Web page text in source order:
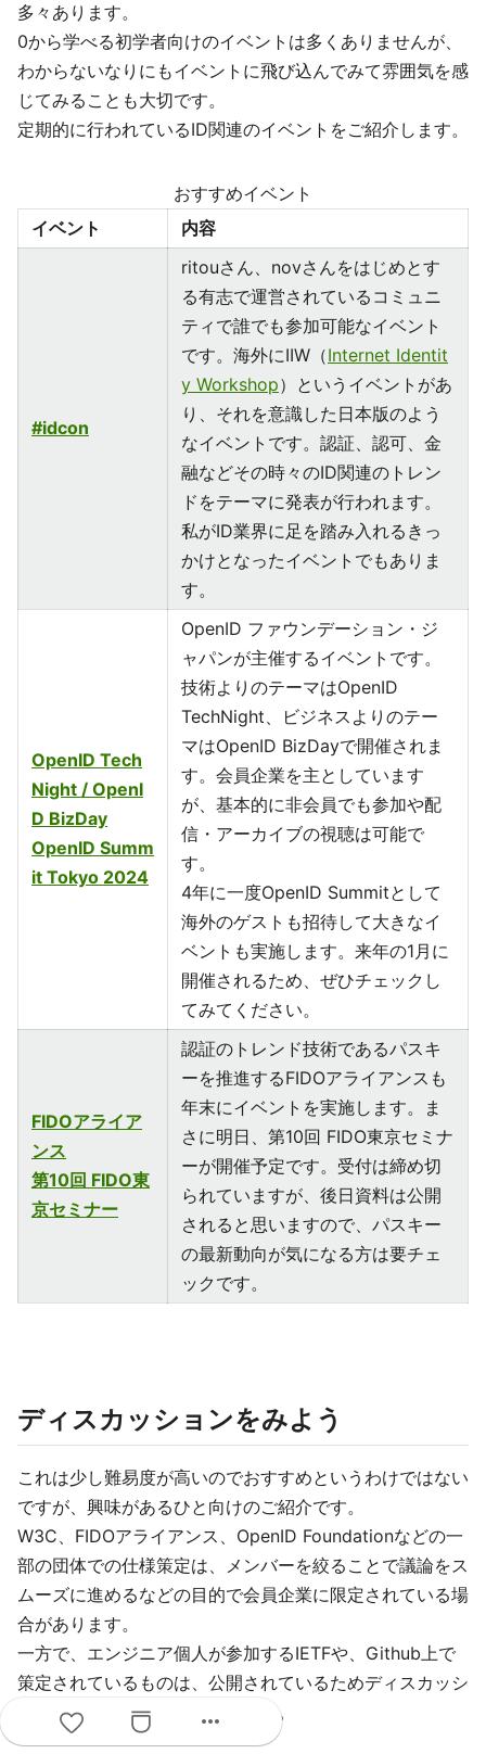
多々あります。
0から学べる初学者向けのイベントは多くありませんが、
わからないなりにもイベントに飛び込んでみて雰囲気を感
じてみることも大切です。
定期的に行われているID関連のイベントをご紹介します。
おすすめイベント
イベント
内容
#idcon
ritouさん、novさんをはじめとす
る有志で運営されているコミュニ
ティで誰でも参加可能なイベント
です。海外にIIW（Internet Identit
y Workshop）というイベントがあ
り、それを意識した日本版のよう
なイベントです。認証、認可、金
融などその時々のID関連のトレン
ドをテーマに発表が行われます。
私がID業界に足を踏み入れるきっ
かけとなったイベントでもありま
す。
OpenID Tech
Night / OpenI
D BizDay
OpenID Summ
it Tokyo 2024
OpenID ファウンデーション・ジ
ャパンが主催するイベントです。
技術よりのテーマはOpenID
TechNight、ビジネスよりのテー
マはOpenID BizDayで開催されま
す。会員企業を主としています
が、基本的に非会員でも参加や配
信・アーカイブの視聴は可能で
す。
4年に一度OpenID Summitとして
海外のゲストも招待して大きなイ
ベントも実施します。来年の1月に
開催されるため、ぜひチェックし
てみてください。
FIDOアライア
ンス
第10回 FIDO東
京セミナー
認証のトレンド技術であるパスキ
ーを推進するFIDOアライアンスも
年末にイベントを実施します。ま
さに明日、第10回 FIDO東京セミナ
ーが開催予定です。受付は締め切
られていますが、後日資料は公開
されると思いますので、パスキー
の最新動向が気になる方は要チェ
ックです。
ディスカッションをみよう
これは少し難易度が高いのでおすすめというわけではない
ですが、興味があるひと向けのご紹介です。
W3C、FIDOアライアンス、OpenID Foundationなどの一
部の団体での仕様策定は、メンバーを絞ることで議論をス
ムーズに進めるなどの目的で会員企業に限定されている場
合があります。
一方で、エンジニア個人が参加するIETFや、Github上で
策定されているものは、公開されているためディスカッシ
ョンの状況をみることができます。
more_horiz